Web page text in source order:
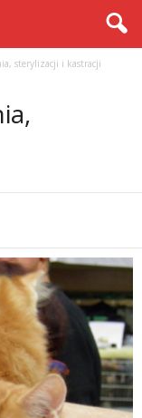
sterylizacji i kastracji